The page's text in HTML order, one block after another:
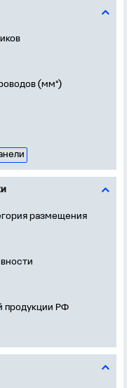
(мм²)
размещения
продукции РФ